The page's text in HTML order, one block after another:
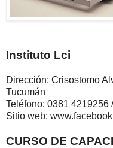
Instituto Lci
Dirección: Crisostomo
Tucumán
Teléfono: 0381 4219256
Sitio web:
CURSO DE